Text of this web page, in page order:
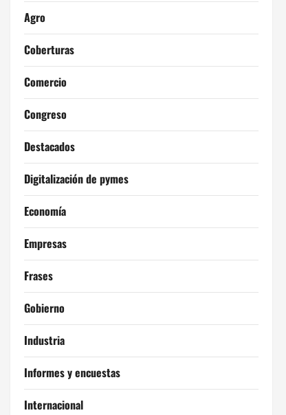
Agro
Coberturas
Comercio
Congreso
Destacados
Digitalización de pymes
Economía
Empresas
Frases
Gobierno
Industria
Informes y encuestas
Internacional